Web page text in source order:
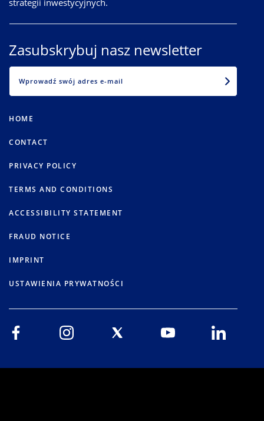
Zasubskrybuj nasz newsletter
HOME
CONTACT
PRIVACY POLICY
TERMS AND CONDITIONS
ACCESSIBILITY STATEMENT
FRAUD NOTICE
IMPRINT
USTAWIENIA PRYWATNOŚCI